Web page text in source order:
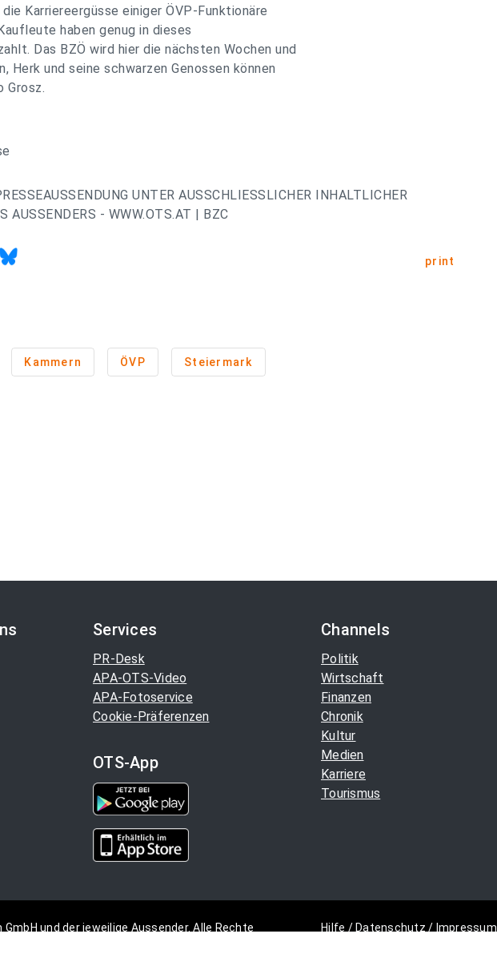
Karriereergüsse einiger ÖVP-Funktionäre
haben genug in dieses
Das BZÖ wird hier die nächsten Wochen und
Herk und seine schwarzen Genossen können
Grosz.
UNTER AUSSCHLIESSLICHER INHALTLICHER
AUSSENDERS - WWW.OTS.AT | BZC
print
Kammern ÖVP Steiermark
Services
PR-Desk
APA-OTS-Video
APA-Fotoservice
Cookie-Präferenzen
OTS-App
Channels
Politik
Wirtschaft
Finanzen
Chronik
Kultur
Medien
Karriere
Tourismus
und der jeweilige Aussender. Alle Rechte
Hilfe / Datenschutz / Impressum